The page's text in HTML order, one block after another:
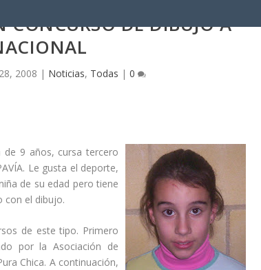
CONCURSO DE DIBUJO A
2008 | Noticias, Todas | 0
de 9 años, cursa tercero
Le gusta el deporte,
de su edad pero tiene
con el dibujo.
de este tipo. Primero
por la Asociación de
Chica. A continuación,